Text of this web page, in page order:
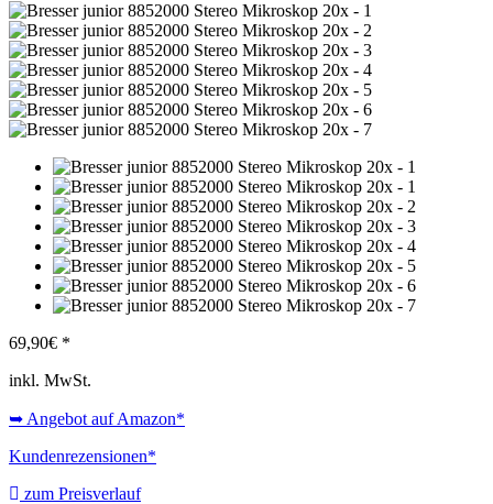
69,90€ *
inkl. MwSt.
➥ Angebot auf Amazon*
Kundenrezensionen*
zum Preisverlauf